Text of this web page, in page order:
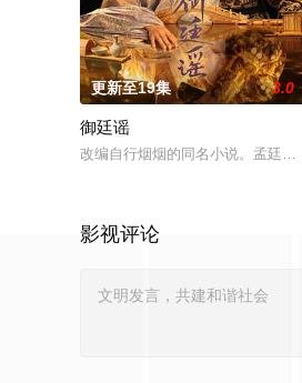
更新至19集 3.0
御廷谣
改编自行烟烟的同名小说。孟廷
影视评论